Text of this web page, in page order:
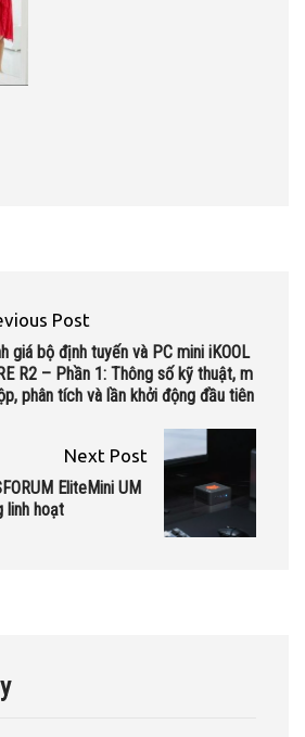
Post
giá bộ định tuyến và PC mini iKOOL
R2 – Phần 1: Thông số kỹ thuật, m
phân tích và lần khởi động đầu tiên
Next Post
EliteMini UM
linh hoạt